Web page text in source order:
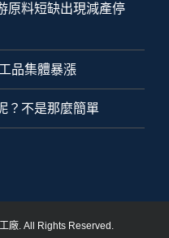
原料短缺出現減產停
品集體暴漲
？不是那麼簡單
廠. All Rights Reserved.